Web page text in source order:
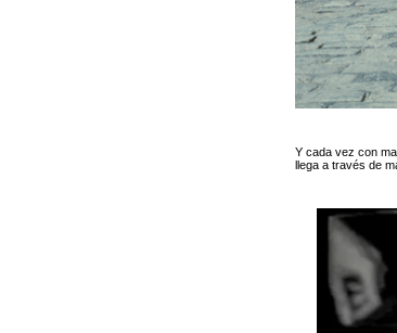
Y cada vez con
llega a través de